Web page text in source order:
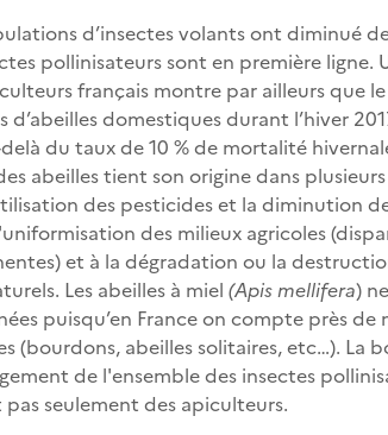
d’insectes volants ont diminué
pollinisateurs sont en première ligne.
français montre par ailleurs que
d’abeilles domestiques durant l’hiver
du taux de 10 % de mortalité
abeilles tient son origine dans
des pesticides et la diminution
des milieux agricoles
et à la dégradation ou la
Les abeilles à miel (Apis mellifera)
puisqu’en France on compte près de
(bourdons, abeilles solitaires, etc…). La
de l'ensemble des insectes
pas seulement des apiculteurs.